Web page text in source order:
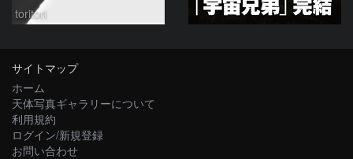
toritori
サイトマップ
ホーム
天体写真ギャラリーについて
利用規約
ログイン/新規登録
お問い合わせ